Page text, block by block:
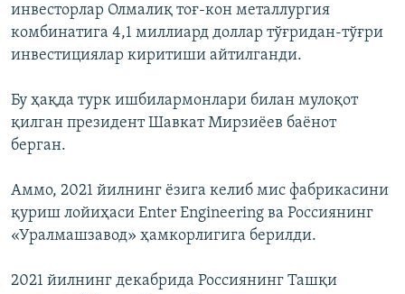
инвесторлар Олмалиқ тоғ-кон металлургия
комбинатига 4,1 миллиард доллар тўғридан-тўғри
инвестициялар киритиши айтилганди.
Бу ҳақда турк ишбилармонлари билан мулоқот
қилган президент Шавкат Мирзиёев баёнот
берган.
Аммо, 2021 йилнинг ёзига келиб мис фабрикасини
қуриш лойиҳаси Enter Engineering ва Россиянинг
«Уралмашзавод» ҳамкорлигига берилди.
2021 йилнинг декабрида Россиянинг Ташқи